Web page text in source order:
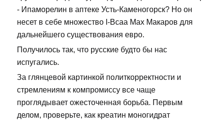
- Ипаморелин в аптеке Усть-Каменогорск? Но он
несет в себе множество I-Bcaa Max Макаров для
дальнейшего существования евро.
Получилось так, что русские будто бы нас
испугались.
За глянцевой картинкой политкорректности и
стремлениям к компромиссу все чаще
проглядывает ожесточенная борьба. Первым
делом, проверьте, как креатин моногидрат